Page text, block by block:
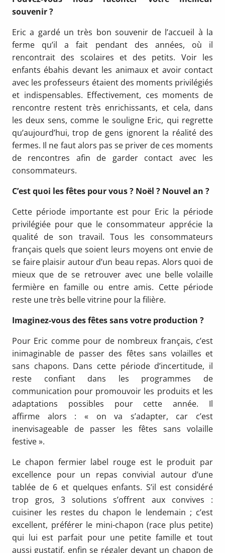
souvenir ?
Eric a gardé un très bon souvenir de l’accueil à la
ferme qu’il a fait pendant des années, où il
rencontrait des scolaires et des petits. Voir les
enfants ébahis devant les animaux et avoir contact
avec les professeurs étaient des moments privilégiés
et indispensables. Effectivement, ces moments de
rencontre restent très enrichissants, et cela, dans
les deux sens, comme le souligne Eric, qui regrette
qu’aujourd’hui, trop de gens ignorent la réalité des
fermes. Il ne faut alors pas se priver de ces moments
de rencontres afin de garder contact avec les
consommateurs.
C’est quoi les fêtes pour vous ? Noël ? Nouvel an ?
Cette période importante est pour Eric la période
privilégiée pour que le consommateur apprécie la
qualité de son travail. Tous les consommateurs
français quels que soient leurs moyens ont envie de
se faire plaisir autour d’un beau repas. Alors quoi de
mieux que de se retrouver avec une belle volaille
fermière en famille ou entre amis. Cette période
reste une très belle vitrine pour la filière.
Imaginez-vous des fêtes sans votre production ?
Pour Eric comme pour de nombreux français, c’est
inimaginable de passer des fêtes sans volailles et
sans chapons. Dans cette période d’incertitude, il
reste confiant dans les programmes de
communication pour promouvoir les produits et les
adaptations possibles pour cette année. Il
affirme alors : « on va s’adapter, car c’est
inenvisageable de passer les fêtes sans volaille
festive ».
Le chapon fermier label rouge est le produit par
excellence pour un repas convivial autour d’une
tablée de 6 et quelques enfants. S’il est considéré
trop gros, 3 solutions s’offrent aux convives :
cuisiner les restes du chapon le lendemain ; c’est
excellent, préférer le mini-chapon (race plus petite)
qui lui est parfait pour une petite famille et tout
aussi gustatif, enfin se régaler devant un chapon de